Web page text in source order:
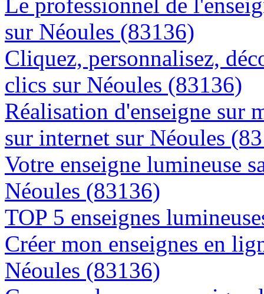
sur Néoules (83136)
Cliquez, personnalisez,
clics sur Néoules (83136)
Réalisation d'enseigne sur
sur internet sur Néoules
Votre enseigne lumineuse
Néoules (83136)
TOP 5 enseignes
Créer mon enseignes en
Néoules (83136)